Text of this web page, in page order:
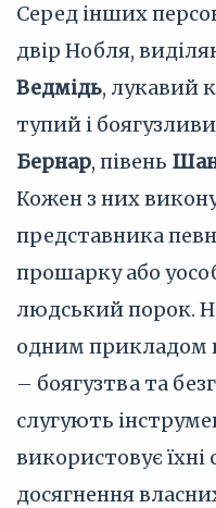
Серед інших
двір Нобля,
Ведмідь, лукавий
тупий і
Бернар, півень
Кожен з них
представника
прошарку або
людський порок.
одним прикладом
– боягузтва та
слугують
використовує їхні
досягнення